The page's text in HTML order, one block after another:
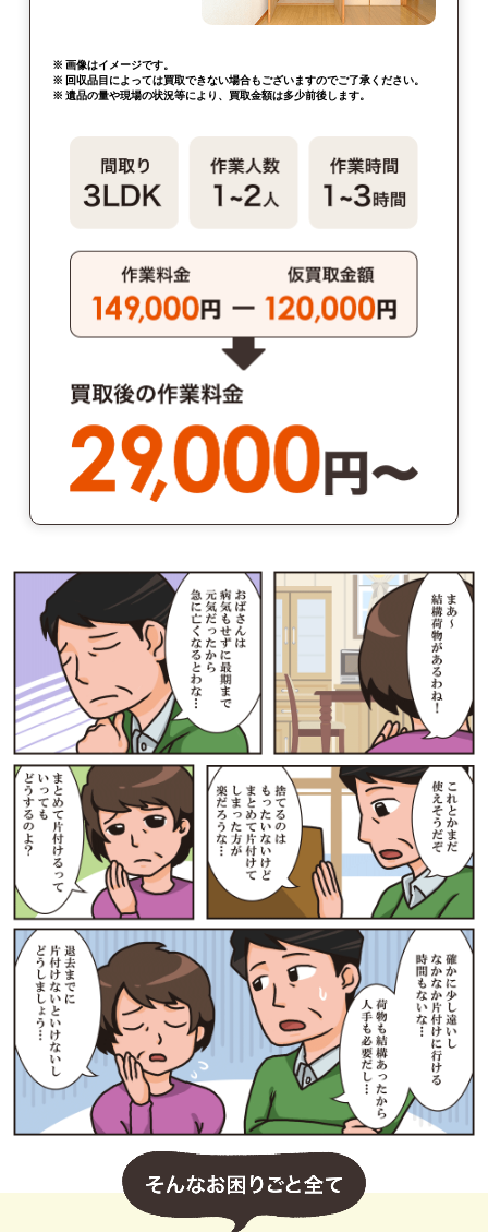
※ 画像はイメージです。
※ 回収品目によっては買取できない場合もございますのでご了承ください。
※ 遺品の量や現場の状況等により、買取金額は多少前後します。